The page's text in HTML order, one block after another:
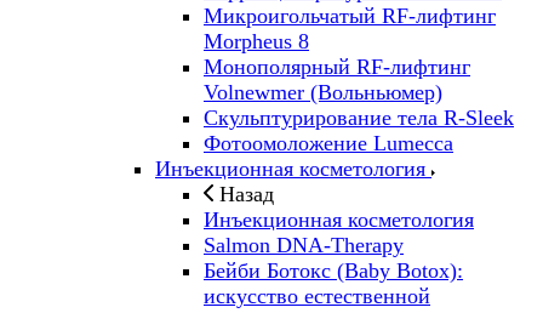
Микроигольчатый RF-лифтинг
Morpheus 8
Монополярный RF-лифтинг
Volnewmer (Вольньюмер)
Скульптурирование тела R-Sleek
Фотоомоложение Lumecca
Инъекционная косметология
Назад
Инъекционная косметология
Salmon DNA-Therapy
Бейби Ботокс (Baby Botox):
искусство естественной